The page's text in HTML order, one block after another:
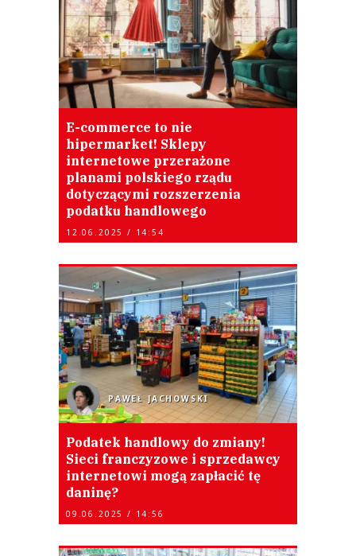
E-commerce to nie
hipermarket! Sklepy
internetowe przerażone
planami polskiego rządu
dotyczącymi rozszerzenia
podatku handlowego
12.06.2025 / 14:54
PAWEŁ JACHOWSKI
Podatek handlowy do zmiany!
Sieci franczyzowe i sprzedawcy
internetowi mogą zapłacić tę
daninę?
09.06.2025 / 14:56